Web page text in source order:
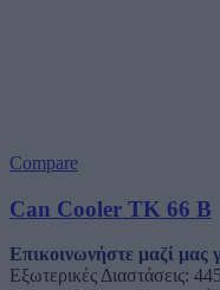
Compare
Can Cooler TK 66 B
Επικοινωνήστε μαζί μας
Εξωτερικές Διαστάσεις: